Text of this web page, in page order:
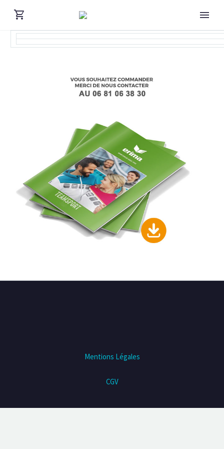
Mentions Légales
CGV